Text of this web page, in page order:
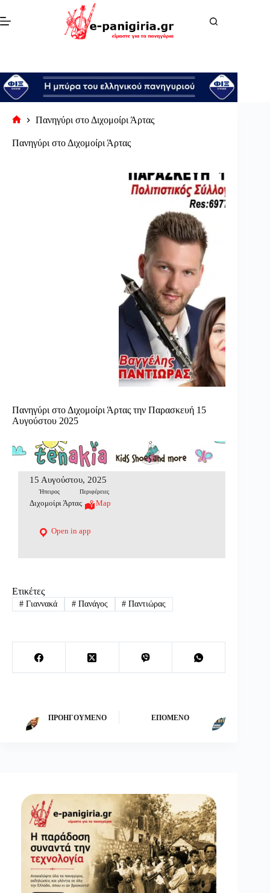
στο
περιεχόμενο
σελίδα
Πανηγύρι στο Διχομοίρι Άρτας
Πανηγύρι στο Διχομοίρι Άρτας
Πανηγύρι στο Διχομοίρι Άρτας την Παρασκευή 15
Αυγούστου 2025
15 Αυγούστου, 2025
Ήπειρος Περιφέρειες
Διχομοίρι Άρτας Map
Open in app
Ετικέτες
#Γιαννακά #Πανάγος # Παντιώρας
ΠΡΟΗΓΟΎΜΕΝΟ ΕΠΌΜΕΝΟ